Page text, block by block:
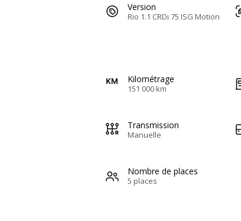
Version
Rio 1.1 CRDi 75 ISG Motion
Kilométrage
151 000 km
Transmission
Manuelle
Nombre de places
5 places